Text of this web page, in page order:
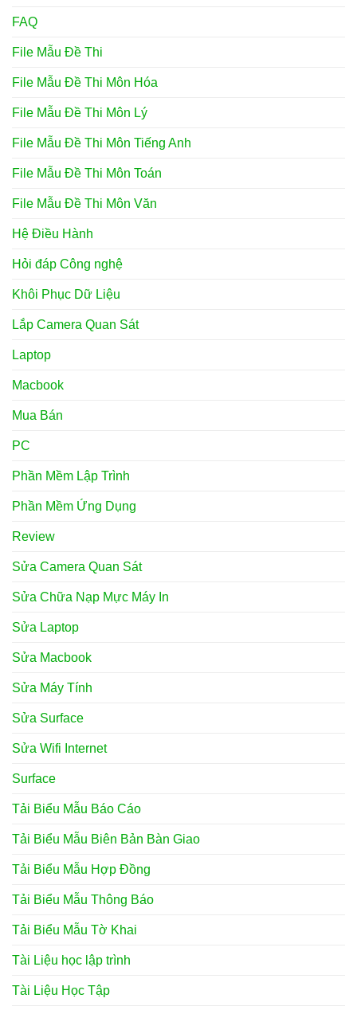
FAQ
File Mẫu Đề Thi
File Mẫu Đề Thi Môn Hóa
File Mẫu Đề Thi Môn Lý
File Mẫu Đề Thi Môn Tiếng Anh
File Mẫu Đề Thi Môn Toán
File Mẫu Đề Thi Môn Văn
Hệ Điều Hành
Hỏi đáp Công nghệ
Khôi Phục Dữ Liệu
Lắp Camera Quan Sát
Laptop
Macbook
Mua Bán
PC
Phần Mềm Lập Trình
Phần Mềm Ứng Dụng
Review
Sửa Camera Quan Sát
Sửa Chữa Nạp Mực Máy In
Sửa Laptop
Sửa Macbook
Sửa Máy Tính
Sửa Surface
Sửa Wifi Internet
Surface
Tải Biểu Mẫu Báo Cáo
Tải Biểu Mẫu Biên Bản Bàn Giao
Tải Biểu Mẫu Hợp Đồng
Tải Biểu Mẫu Thông Báo
Tải Biểu Mẫu Tờ Khai
Tài Liệu học lập trình
Tài Liệu Học Tập